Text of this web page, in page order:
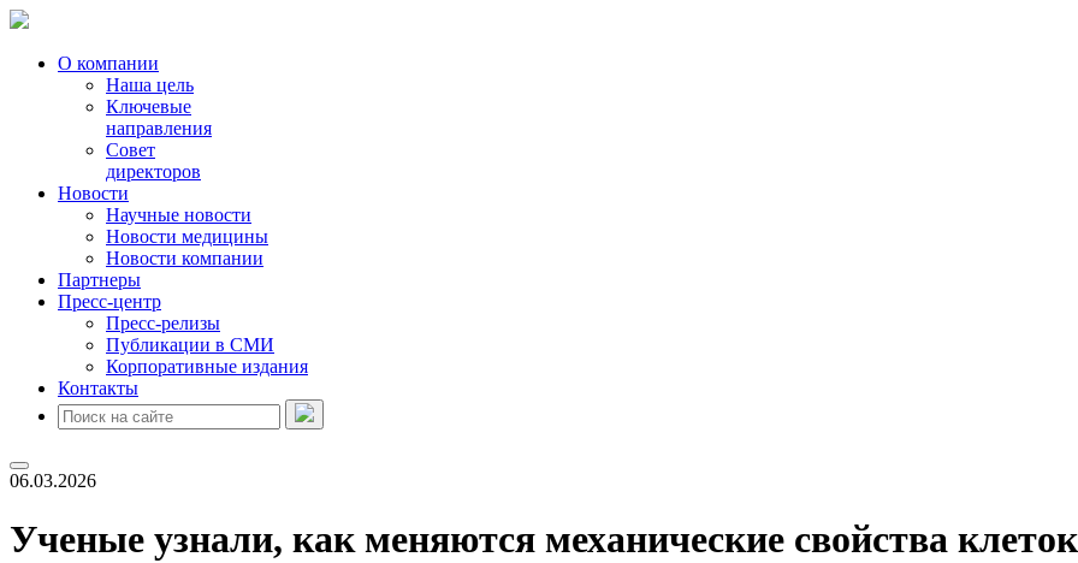
О компании
Наша цель
Ключевые
направления
Совет
директоров
Новости
Научные новости
Новости медицины
Новости компании
Партнеры
Пресс-центр
Пресс-релизы
Публикации в СМИ
Корпоративные издания
Контакты
06.03.2026
Ученые узнали, как меняются механические свойства